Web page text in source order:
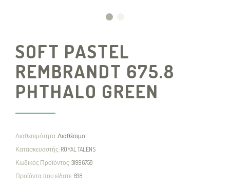
SOFT PASTEL
REMBRANDT 675.8
PHTHALO GREEN
Διαθεσιμότητα:Διαθέσιμο
Κατασκευαστής: ROYAL TALENS
Κωδικός Προϊόντος:31996758
Προϊόντα που είδατε: 698